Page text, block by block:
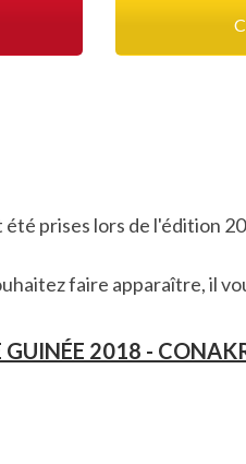
prises lors de l'édition
faire apparaître, il
GUINÉE 2018 -